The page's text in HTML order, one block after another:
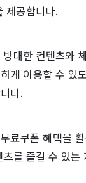
제공합니다.
방대한 컨텐츠와
게 이용할 수 있
다.
료쿠폰 혜택을
츠를 즐길 수 있는